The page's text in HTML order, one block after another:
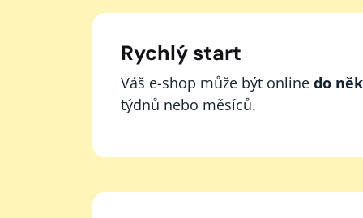
Rychlý start
Váš e-shop může být online do
týdnů nebo měsíců.